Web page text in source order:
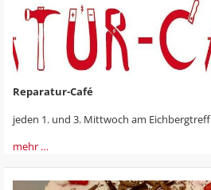
Reparatur-Café
jeden 1. und 3. Mittwoch am Eichbergtreff
mehr …